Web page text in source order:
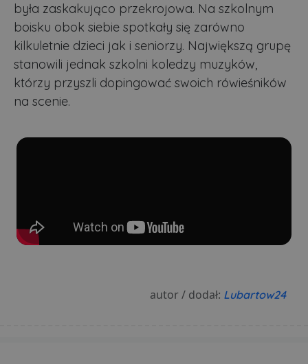
była zaskakująco przekrojowa. Na szkolnym
boisku obok siebie spotkały się zarówno
kilkuletnie dzieci jak i seniorzy. Największą grupę
stanowili jednak szkolni koledzy muzyków,
którzy przyszli dopingować swoich rówieśników
na scenie.
autor / dodał: Lubartow24